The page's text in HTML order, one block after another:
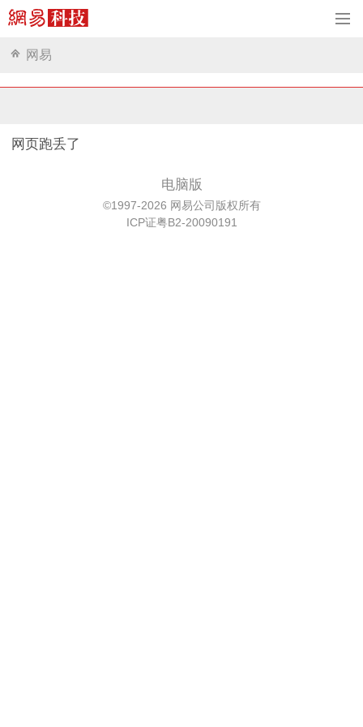
网易
网页跑丢了
电脑版
©1997-2026 网易公司版权所有
ICP证粤B2-20090191